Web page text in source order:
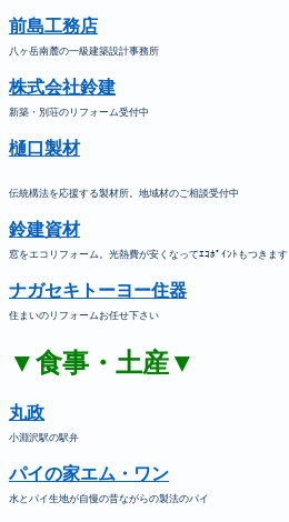
前島工務店
八ヶ岳南麓の一級建築設計事務所
株式会社鈴建
新築・別荘のリフォーム受付中
樋口製材
伝統構法を応援する製材所。地域材のご相談受付中
鈴建資材
窓をエコリフォーム。光熱費が安くなってｴｺﾎﾟｲﾝﾄもつきます
ナガセキトーヨー住器
住まいのリフォームお任せ下さい
▼食事・土産▼
丸政
小淵沢駅の駅弁
パイの家エム・ワン
水とパイ生地が自慢の昔ながらの製法のパイ